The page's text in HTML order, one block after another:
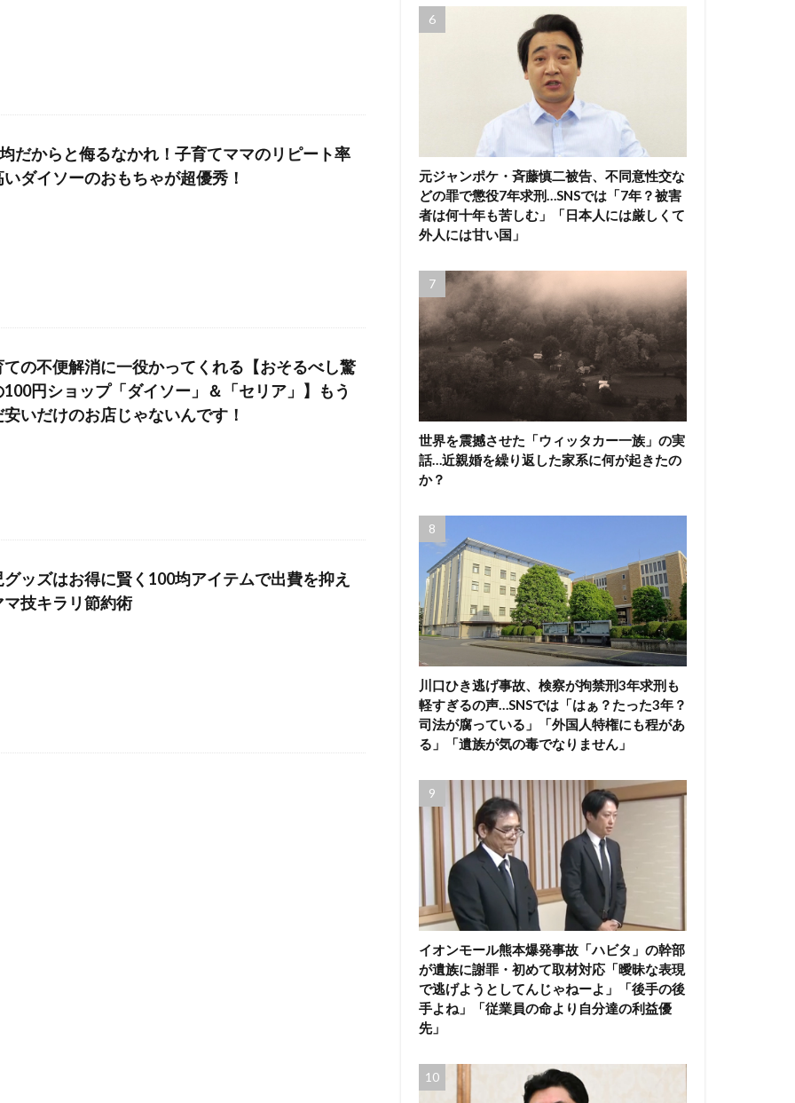
だからと侮るなかれ！子育てママのリピート率
ダイソーのおもちゃが超優秀！
ての不便解消に一役かってくれる【おそるべし驚
100円ショップ「ダイソー」＆「セリア」】もう
いだけのお店じゃないんです！
グッズはお得に賢く100均アイテムで出費を抑え
マ技キラリ節約術
元ジャンポケ・斉藤慎二被告、不同意性交な
どの罪で懲役7年求刑…SNSでは「7年？被害
者は何十年も苦しむ」「日本人には厳しくて
外人には甘い国」
世界を震撼させた「ウィッタカー一族」の実
話…近親婚を繰り返した家系に何が起きたの
か？
川口ひき逃げ事故、検察が拘禁刑3年求刑も
軽すぎるの声…SNSでは「はぁ？たった3年？
司法が腐っている」「外国人特権にも程があ
る」「遺族が気の毒でなりません」
イオンモール熊本爆発事故「ハビタ」の幹部
が遺族に謝罪・初めて取材対応「曖昧な表現
で逃げようとしてんじゃねーよ」「後手の後
手よね」「従業員の命より自分達の利益優
先」